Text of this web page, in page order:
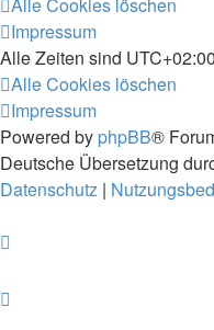
Impressum
Alle Zeiten sind UTC+02:00
Alle Cookies löschen
Impressum
Powered by phpBB®
Deutsche Übersetzung
Datenschutz |